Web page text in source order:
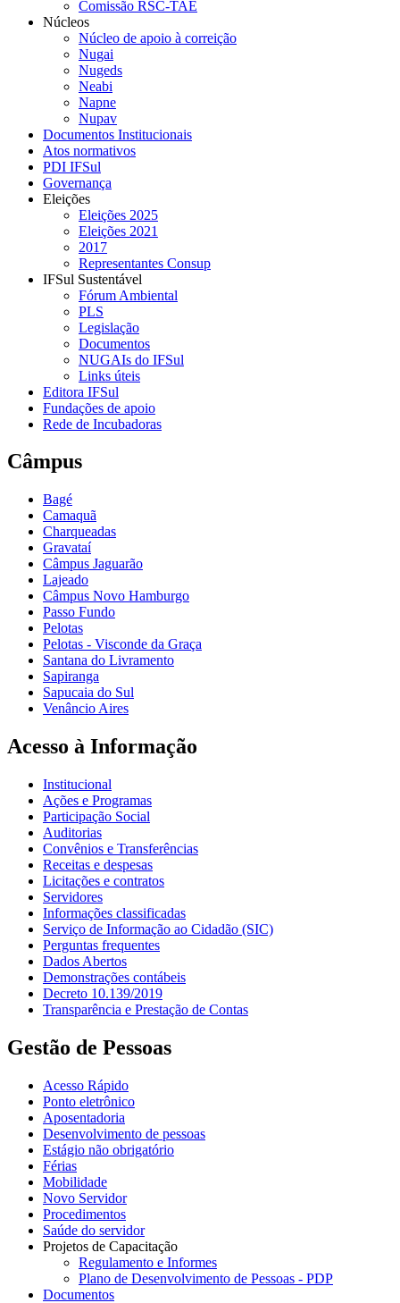
Comissão RSC-TAE
Núcleos
Núcleo de apoio à correição
Nugai
Nugeds
Neabi
Napne
Nupav
Documentos Institucionais
Atos normativos
PDI IFSul
Governança
Eleições
Eleições 2025
Eleições 2021
2017
Representantes Consup
IFSul Sustentável
Fórum Ambiental
PLS
Legislação
Documentos
NUGAIs do IFSul
Links úteis
Editora IFSul
Fundações de apoio
Rede de Incubadoras
Câmpus
Bagé
Camaquã
Charqueadas
Gravataí
Câmpus Jaguarão
Lajeado
Câmpus Novo Hamburgo
Passo Fundo
Pelotas
Pelotas - Visconde da Graça
Santana do Livramento
Sapiranga
Sapucaia do Sul
Venâncio Aires
Acesso à Informação
Institucional
Ações e Programas
Participação Social
Auditorias
Convênios e Transferências
Receitas e despesas
Licitações e contratos
Servidores
Informações classificadas
Serviço de Informação ao Cidadão (SIC)
Perguntas frequentes
Dados Abertos
Demonstrações contábeis
Decreto 10.139/2019
Transparência e Prestação de Contas
Gestão de Pessoas
Acesso Rápido
Ponto eletrônico
Aposentadoria
Desenvolvimento de pessoas
Estágio não obrigatório
Férias
Mobilidade
Novo Servidor
Procedimentos
Saúde do servidor
Projetos de Capacitação
Regulamento e Informes
Plano de Desenvolvimento de Pessoas - PDP
Documentos